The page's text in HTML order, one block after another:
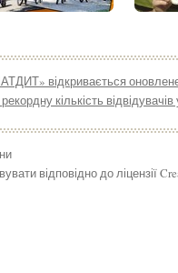
відкривається оновлене
кількість
відповідно до ліцензії